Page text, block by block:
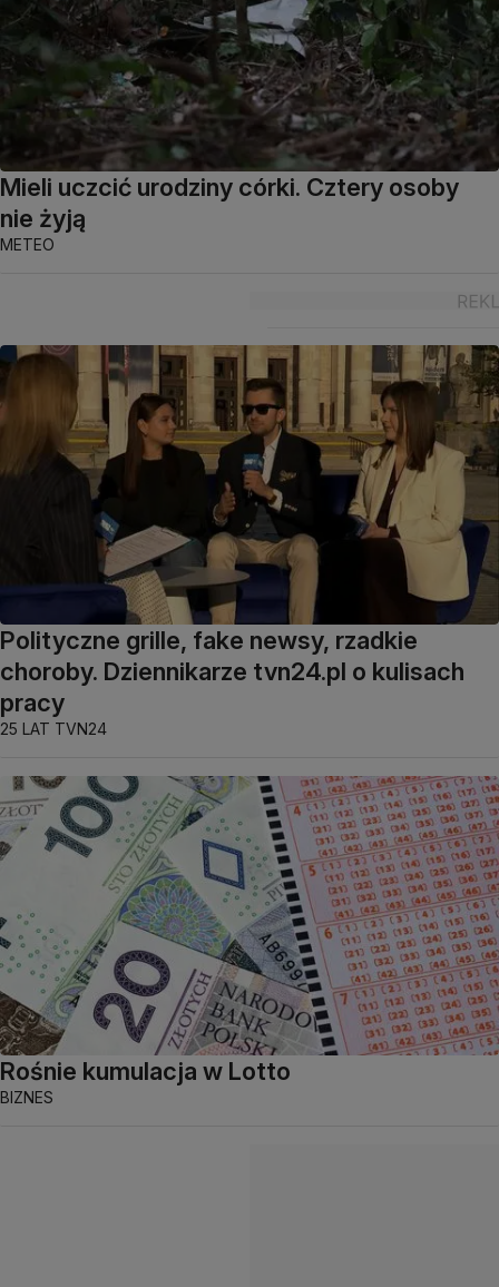
Mieli uczcić urodziny córki. Cztery osoby
nie żyją
METEO
Polityczne grille, fake newsy, rzadkie
choroby. Dziennikarze tvn24.pl o kulisach
pracy
25 LAT TVN24
Rośnie kumulacja w Lotto
BIZNES